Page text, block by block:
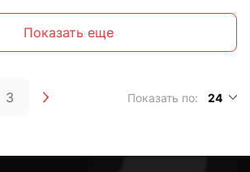
Показать еще
3 Показать по: 24